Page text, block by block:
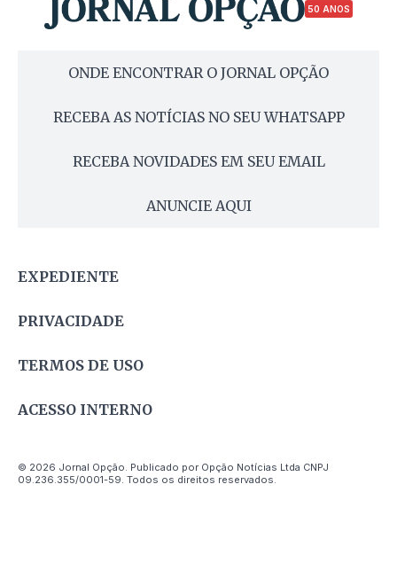
50 ANOS
ONDE ENCONTRAR O JORNAL OPÇÃO
RECEBA AS NOTÍCIAS NO SEU WHATSAPP
RECEBA NOVIDADES EM SEU EMAIL
ANUNCIE AQUI
EXPEDIENTE
PRIVACIDADE
TERMOS DE USO
ACESSO INTERNO
© 2026 Jornal Opção. Publicado por Opção Notícias Ltda CNPJ
09.236.355/0001-59. Todos os direitos reservados.